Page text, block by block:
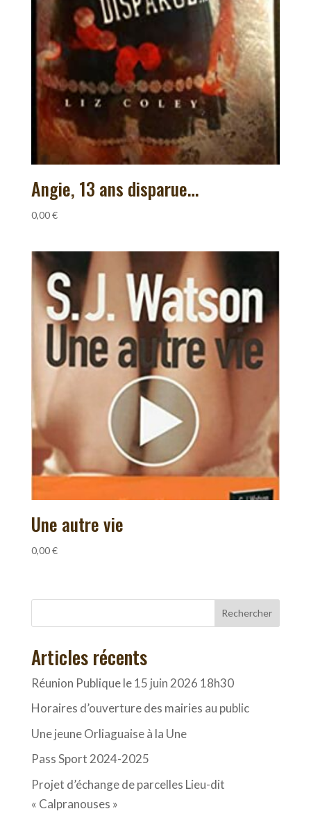
Angie, 13 ans disparue…
0,00€
Une autre vie
0,00€
Rechercher
Articles récents
Réunion Publique le 15 juin 2026 18h30
Horaires d’ouverture des mairies au public
Une jeune Orliaguaise à la Une
Pass Sport 2024-2025
Projet d’échange de parcelles Lieu-dit
« Calpranouses »